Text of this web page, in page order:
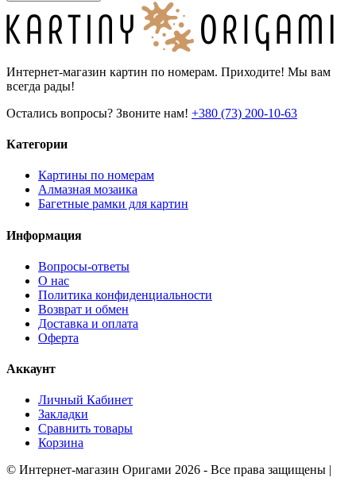
Интернет-магазин картин по номерам. Приходите! Мы вам
всегда рады!
Остались вопросы? Звоните нам! +380 (73) 200-10-63
Категории
Картины по номерам
Алмазная мозаика
Багетные рамки для картин
Информация
Вопросы-ответы
О нас
Политика конфиденциальности
Возврат и обмен
Доставка и оплата
Оферта
Аккаунт
Личный Кабинет
Закладки
Сравнить товары
Корзина
© Интернет-магазин Оригами 2026 - Все права защищены